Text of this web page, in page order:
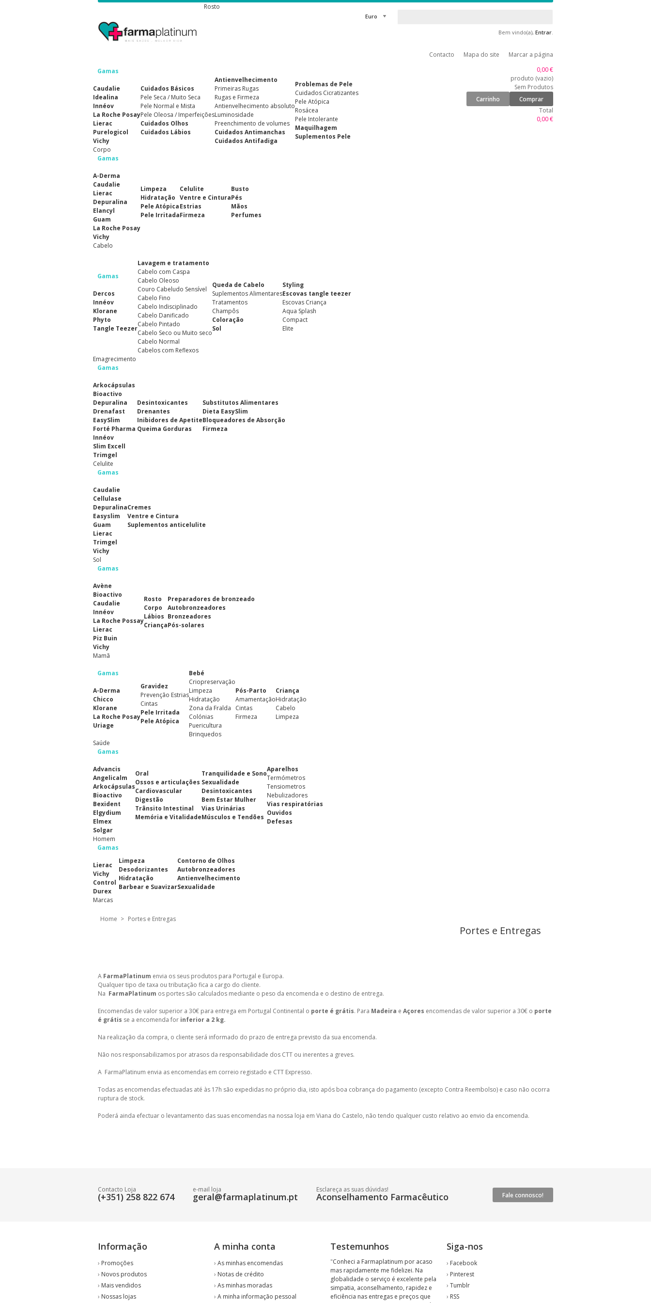
Euro
Bem vindo(a), Entrar.
Contacto Mapa do site
Marcar a página
0,00 €
produto (vazio)
Sem Produtos
Carrinho
Comprar
Total
0,00 €
Rosto
Gamas
Caudalie
Idealina
Innéov
La Roche Posay
Lierac
Purelogicol
Vichy
Cuidados Básicos
Pele Seca / Muito Seca
Pele Normal e Mista
Pele Oleosa / Imperfeições
Cuidados Olhos
Cuidados Lábios
Antienvelhecimento
Primeiras Rugas
Rugas e Firmeza
Antienvelhecimento absoluto
Luminosidade
Preenchimento de volumes
Cuidados Antimanchas
Cuidados Antifadiga
Problemas de Pele
Cuidados Cicratizantes
Pele Atópica
Rosácea
Pele Intolerante
Maquilhagem
Suplementos Pele
Corpo
Gamas
A-Derma
Caudalie
Lierac
Depuralina
Elancyl
Guam
La Roche Posay
Vichy
Limpeza
Hidratação
Pele Atópica
Pele Irritada
Celulite
Ventre e Cintura
Estrias
Firmeza
Busto
Pés
Mãos
Perfumes
Cabelo
Gamas
Dercos
Innéov
Klorane
Phyto
Tangle Teezer
Lavagem e tratamento
Cabelo com Caspa
Cabelo Oleoso
Couro Cabeludo Sensível
Cabelo Fino
Cabelo Indisciplinado
Cabelo Danificado
Cabelo Pintado
Cabelo Seco ou Muito seco
Cabelo Normal
Cabelos com Reflexos
Queda de Cabelo
Suplementos Alimentares
Tratamentos
Champôs
Coloração
Sol
Styling
Escovas tangle teezer
Escovas Criança
Aqua Splash
Compact
Elite
Emagrecimento
Gamas
Arkocápsulas
Bioactivo
Depuralina
Drenafast
EasySlim
Forté Pharma
Innéov
Slim Excell
Trimgel
Desintoxicantes
Drenantes
Inibidores de Apetite
Queima Gorduras
Substitutos Alimentares
Dieta EasySlim
Bloqueadores de Absorção
Firmeza
Celulite
Gamas
Caudalie
Cellulase
Depuralina
Easyslim
Guam
Lierac
Trimgel
Vichy
Cremes
Ventre e Cintura
Suplementos anticelulite
Sol
Gamas
Avène
Bioactivo
Caudalie
Innéov
La Roche Possay
Lierac
Piz Buin
Vichy
Rosto
Corpo
Lábios
Criança
Preparadores de bronzeado
Autobronzeadores
Bronzeadores
Pós-solares
Mamã
Gamas
A-Derma
Chicco
Klorane
La Roche Posay
Uriage
Gravidez
Prevenção Estrias
Cintas
Pele Irritada
Pele Atópica
Bebé
Criopreservação
Limpeza
Hidratação
Zona da Fralda
Colónias
Puericultura
Brinquedos
Pós-Parto
Amamentação
Cintas
Firmeza
Criança
Hidratação
Cabelo
Limpeza
Saúde
Gamas
Advancis
Angelicalm
Arkocápsulas
Bioactivo
Bexident
Elgydium
Elmex
Solgar
Oral
Ossos e articulações
Cardiovascular
Digestão
Trânsito Intestinal
Memória e Vitalidade
Tranquilidade e Sono
Sexualidade
Desintoxicantes
Bem Estar Mulher
Vias Urinárias
Músculos e Tendões
Aparelhos
Termómetros
Tensiometros
Nebulizadores
Vias respiratórias
Ouvidos
Defesas
Homem
Gamas
Lierac
Vichy
Control
Durex
Limpeza
Desodorizantes
Hidratação
Barbear e Suavizar
Contorno de Olhos
Autobronzeadores
Antienvelhecimento
Sexualidade
Marcas
Home > Portes e Entregas
Portes e Entregas
A FarmaPlatinum envia os seus produtos para Portugal e Europa.
Qualquer tipo de taxa ou tributação fica a cargo do cliente.
Na FarmaPlatinum os portes são calculados mediante o peso da encomenda e o destino de entrega.
Encomendas de valor superior a 30€ para entrega em Portugal Continental o porte é grátis. Para Madeira e Açores encomendas de valor superior a 30€ o porte
é grátis se a encomenda for inferior a 2 kg.
Na realização da compra, o cliente será informado do prazo de entrega previsto da sua encomenda.
Não nos responsabilizamos por atrasos da responsabilidade dos CTT ou inerentes a greves.
A FarmaPlatinum envia as encomendas em correio registado e CTT Expresso.
Todas as encomendas efectuadas até às 17h são expedidas no próprio dia, isto após boa cobrança do pagamento (excepto Contra Reembolso) e caso não ocorra
ruptura de stock.
Poderá ainda efectuar o levantamento das suas encomendas na nossa loja em Viana do Castelo, não tendo qualquer custo relativo ao envio da encomenda.
Fale connosco!
Contacto Loja
(+351) 258 822 674
e-mail loja
geral@farmaplatinum.pt
Esclareça as suas dúvidas!
Aconselhamento Farmacêutico
Informação
› Promoções
› Novos produtos
› Mais vendidos
› Nossas lojas
A minha conta
› As minhas encomendas
› Notas de crédito
› As minhas moradas
› A minha informação pessoal
Testemunhos
"Conheci a Farmaplatinum por acaso
mas rapidamente me fidelizei. Na
globalidade o serviço é excelente pela
simpatia, aconselhamento, rapidez e
eficiência nas entregas e preços que
Siga-nos
› Facebook
› Pinterest
› Tumblr
› RSS